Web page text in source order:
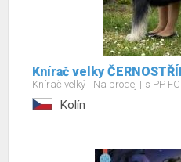
Knírač velky
Knírač velký Na prodej s PP FCI
Kolín